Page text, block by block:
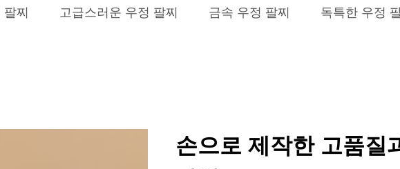
찌 고급스러운 우정 팔찌 금속 우정 팔찌 독특한 우정
손으로 제작한 고품질